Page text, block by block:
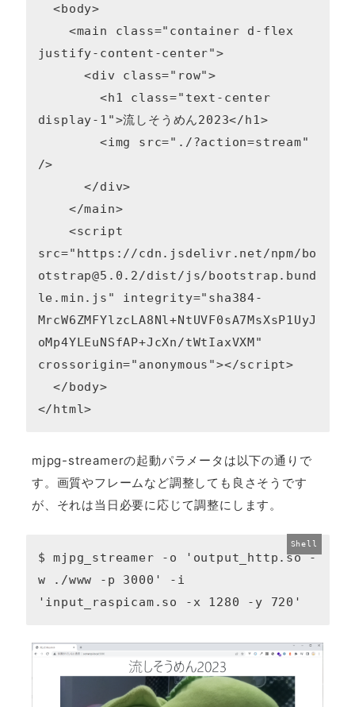
  <body>
justify-content-center">
      <div class="row">
display-1">流しそうめん2023</h1>
/>
      </div>
src="https://cdn.jsdelivr.net/npm/bo
otstrap@5.0.2/dist/js/bootstrap.bund
le.min.js" integrity="sha384-
MrcW6ZMFYlzcLA8Nl+NtUVF0sA7MsXsP1UyJ
oMp4YLEuNSfAP+JcXn/tWtIaxVXM"
crossorigin="anonymous"></script>
  </body>
</html>
mjpg-streamerの起動パラメータは以下の通りで
す。画質やフレームなど調整しても良さそうです
が、それは当日必要に応じて調整にします。
$ mjpg_streamer -o 'output_http.so -
w ./www -p 3000' -i
'input_raspicam.so -x 1280 -y 720'